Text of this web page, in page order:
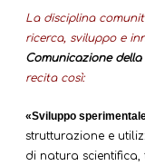
La disciplina
ricerca, sviluppo e
Comunicazione della
recita così:
«Sviluppo
strutturazione e
di natura